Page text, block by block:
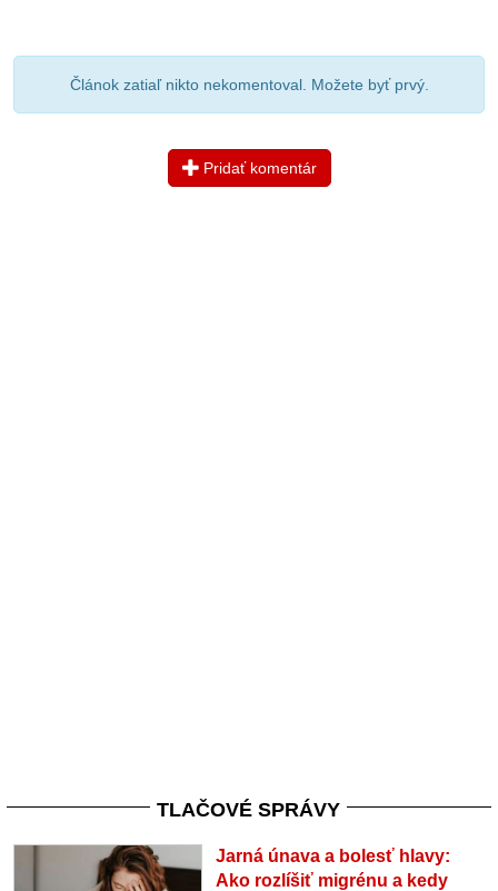
Článok zatiaľ nikto nekomentoval. Možete byť prvý.
Pridať komentár
TLAČOVÉ SPRÁVY
Jarná únava a bolesť hlavy:
Ako rozlíšiť migrénu a kedy